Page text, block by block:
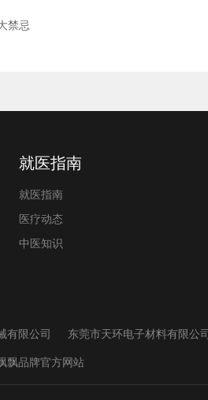
禁忌
就医指南
就医指南
医疗动态
中医知识
有限公司 东莞市天环电子材料有限公司
飘品牌官方网站